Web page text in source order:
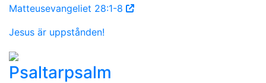
Matteusevangeliet 28:1-8
Jesus är uppstånden!
Psaltarpsalm